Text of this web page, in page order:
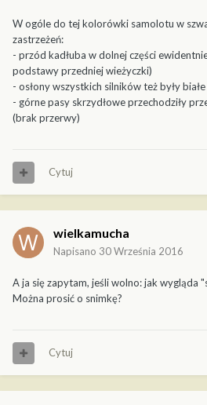
W ogóle do tej kolorówki samolotu w
zastrzeżeń:
- przód kadłuba w dolnej części
podstawy przedniej wieżyczki)
- osłony wszystkich silników też były białe
- górne pasy skrzydłowe przechodziły
(brak przerwy)
Cytuj
wielkamucha
Napisano 30 Września 2016
A ja się zapytam, jeśli wolno: jak wygląda
Można prosić o snimkę?
Cytuj